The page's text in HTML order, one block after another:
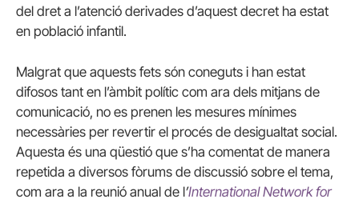
del dret a l’atenció derivades d’aquest decret ha estat
en població infantil.
Malgrat que aquests fets són coneguts i han estat
difosos tant en l’àmbit polític com ara dels mitjans de
comunicació, no es prenen les mesures mínimes
necessàries per revertir el procés de desigualtat social.
Aquesta és una qüestió que s’ha comentat de manera
repetida a diversos fòrums de discussió sobre el tema,
com ara a la reunió anual de l’International Network for